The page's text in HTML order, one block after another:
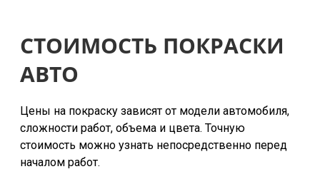
СТОИМОСТЬ ПОКРАСКИ
АВТО
Цены на покраску зависят от модели автомобиля,
сложности работ, объема и цвета. Точную
стоимость можно узнать непосредственно перед
началом работ.